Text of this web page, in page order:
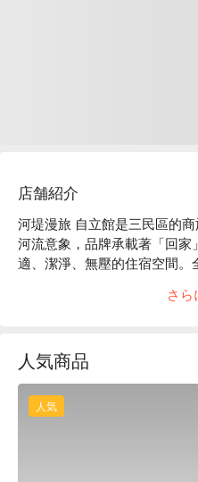
店舗紹介
河堤漫旅 自立館是三民區的
河流意象，品牌承載著「回
適、潔淨、無壓的住宿空間
河堤漫旅 自立館評價：
河堤漫旅 自立館優惠、河堤
自立館休息方案立刻查看⬇︎
さ
人気商品
人気